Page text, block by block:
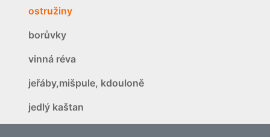
ostružiny
borůvky
vinná réva
jeřáby,mišpule, kdouloně
jedlý kaštan